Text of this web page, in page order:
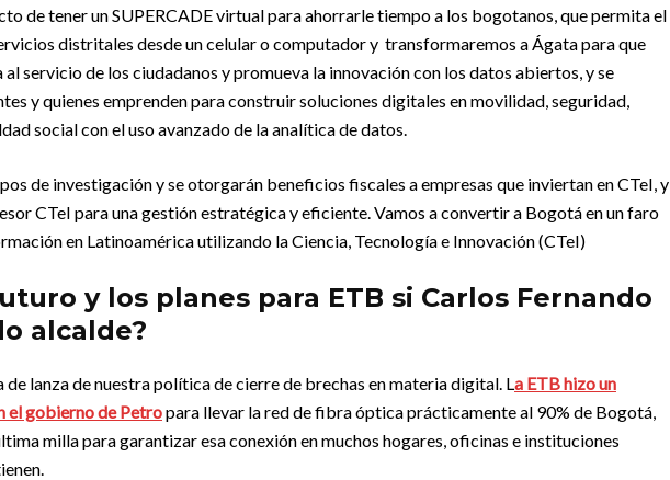
de tener un SUPERCADE virtual para ahorrarle tiempo a los bogotanos, que permita el
distritales desde un celular o computador y transformaremos a Ágata para que
al servicio de los ciudadanos y promueva la innovación con los datos abiertos, y se
y quienes emprenden para construir soluciones digitales en movilidad, seguridad,
social con el uso avanzado de la analítica de datos.
de investigación y se otorgarán beneficios fiscales a empresas que inviertan en CTeI, y
CTeI para una gestión estratégica y eficiente. Vamos a convertir a Bogotá en un faro
en Latinoamérica utilizando la Ciencia, Tecnología e Innovación (CTeI)
y los planes para ETB si Carlos Fernando
alcalde?
de lanza de nuestra política de cierre de brechas en materia digital. La ETB hizo un
el gobierno de Petropara llevar la red de fibra óptica prácticamente al 90% de Bogotá,
milla para garantizar esa conexión en muchos hogares, oficinas e instituciones